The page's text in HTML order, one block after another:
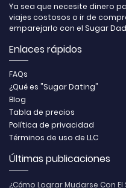
Ya sea que necesite dinero
viajes costosos o ir de
emparejarlo con el Sugar
Enlaces rápidos
FAQs
¿Qué es "Sugar Dating"
Blog
Tabla de precios
Política de privacidad
Términos de uso de LLC
Últimas publicaciones
¿Cómo Lograr Mudarse Con